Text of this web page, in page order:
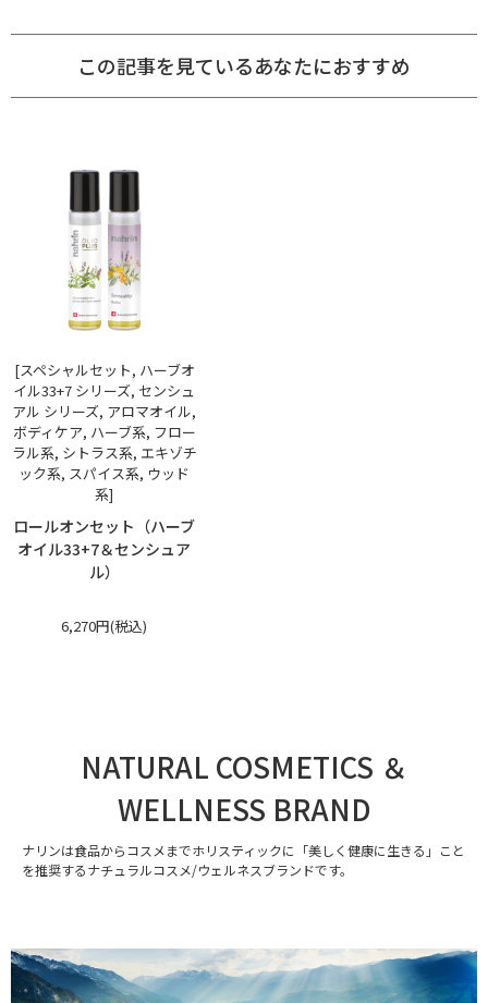
この記事を見ているあなたにおすすめ
[スペシャルセット, ハーブオ
イル33+7 シリーズ, センシュ
アル シリーズ, アロマオイル,
ボディケア, ハーブ系, フロー
ラル系, シトラス系, エキゾチ
ック系, スパイス系, ウッド
系]
ロールオンセット（ハーブ
オイル33+7＆センシュア
ル）
6,270円(税込)
NATURAL COSMETICS ＆
WELLNESS BRAND
ナリンは食品からコスメまでホリスティックに「美しく健康に生きる」こと
を推奨するナチュラルコスメ/ウェルネスブランドです。